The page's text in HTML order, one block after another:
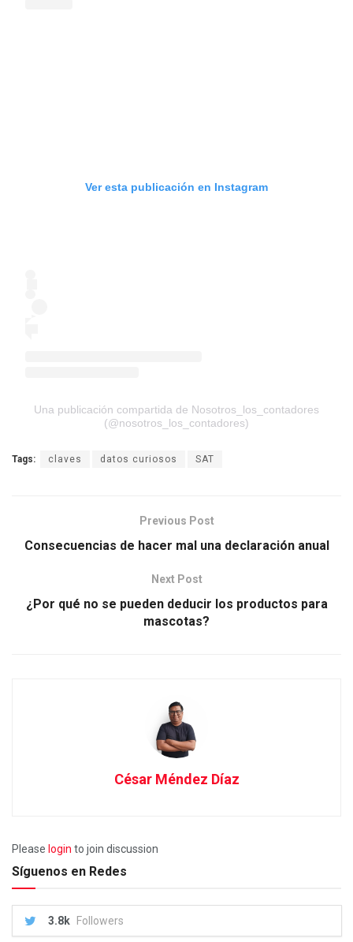
Ver esta publicación en Instagram
Una publicación compartida de Nosotros_los_contadores
(@nosotros_los_contadores)
Tags: claves datos curiosos SAT
Previous Post
Consecuencias de hacer mal una declaración anual
Next Post
¿Por qué no se pueden deducir los productos para
mascotas?
César Méndez Díaz
Please login to join discussion
Síguenos en Redes
3.8k Followers